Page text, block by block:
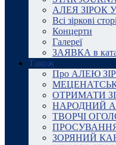
АЛЕЯ ЗІРОК
Всі зіркові
Концерти
Галереї
ЗАЯВКА в
Також
Про АЛЕЮ
ОТРИМАТИ
НАРОДНИЙ
ТВОРЧІ
ПРОСУВАННЯ
ЗОРЯНИЙ